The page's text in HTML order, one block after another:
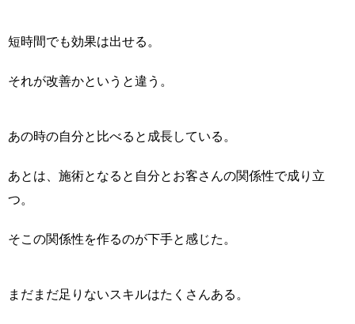
短時間でも効果は出せる。
それが改善かというと違う。
あの時の自分と比べると成長している。
あとは、施術となると自分とお客さんの関係性で成り立
つ。
そこの関係性を作るのが下手と感じた。
まだまだ足りないスキルはたくさんある。